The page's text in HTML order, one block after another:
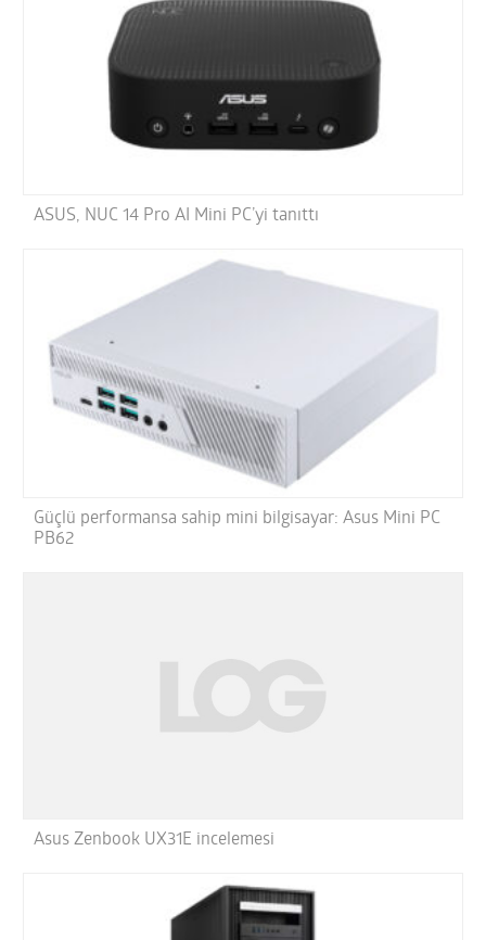
ASUS, NUC 14 Pro AI Mini PC’yi tanıttı
Güçlü performansa sahip mini bilgisayar: Asus Mini PC
PB62
Asus Zenbook UX31E incelemesi